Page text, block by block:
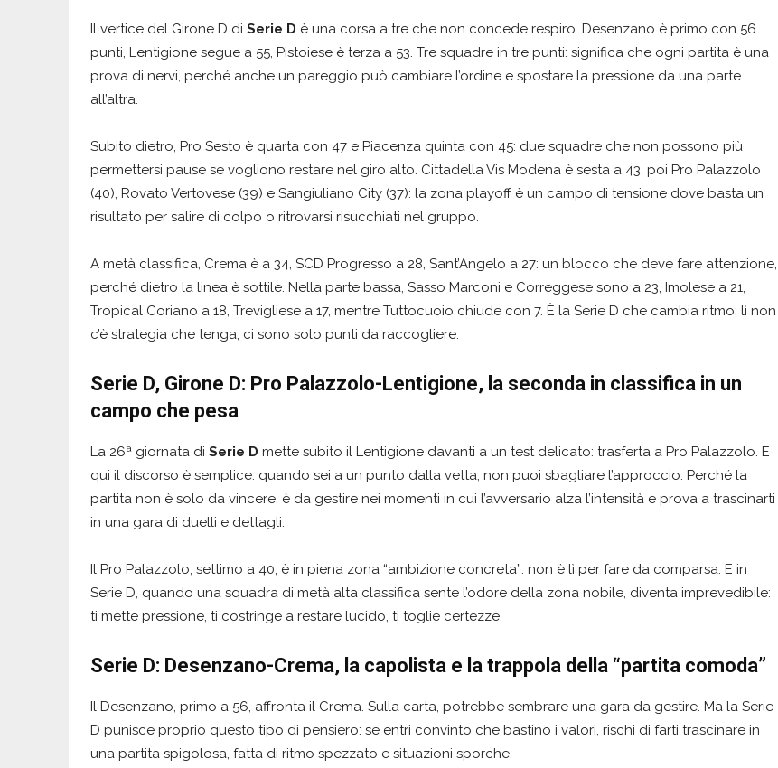
Il vertice del Girone D di Serie D è una corsa a tre che non concede respiro. Desenzano è primo con 56
punti, Lentigione segue a 55, Pistoiese è terza a 53. Tre squadre in tre punti: significa che ogni partita è una
prova di nervi, perché anche un pareggio può cambiare l’ordine e spostare la pressione da una parte
all’altra.
Subito dietro, Pro Sesto è quarta con 47 e Piacenza quinta con 45: due squadre che non possono più
permettersi pause se vogliono restare nel giro alto. Cittadella Vis Modena è sesta a 43, poi Pro Palazzolo
(40), Rovato Vertovese (39) e Sangiuliano City (37): la zona playoff è un campo di tensione dove basta un
risultato per salire di colpo o ritrovarsi risucchiati nel gruppo.
A metà classifica, Crema è a 34, SCD Progresso a 28, Sant’Angelo a 27: un blocco che deve fare attenzione,
perché dietro la linea è sottile. Nella parte bassa, Sasso Marconi e Correggese sono a 23, Imolese a 21,
Tropical Coriano a 18, Trevigliese a 17, mentre Tuttocuoio chiude con 7. È la Serie D che cambia ritmo: lì non
c’è strategia che tenga, ci sono solo punti da raccogliere.
Serie D, Girone D: Pro Palazzolo-Lentigione, la seconda in classifica in un
campo che pesa
La 26ª giornata di Serie D mette subito il Lentigione davanti a un test delicato: trasferta a Pro Palazzolo. E
qui il discorso è semplice: quando sei a un punto dalla vetta, non puoi sbagliare l’approccio. Perché la
partita non è solo da vincere, è da gestire nei momenti in cui l’avversario alza l’intensità e prova a trascinarti
in una gara di duelli e dettagli.
Il Pro Palazzolo, settimo a 40, è in piena zona “ambizione concreta”: non è lì per fare da comparsa. E in
Serie D, quando una squadra di metà alta classifica sente l’odore della zona nobile, diventa imprevedibile:
ti mette pressione, ti costringe a restare lucido, ti toglie certezze.
Serie D: Desenzano-Crema, la capolista e la trappola della “partita comoda”
Il Desenzano, primo a 56, affronta il Crema. Sulla carta, potrebbe sembrare una gara da gestire. Ma la Serie
D punisce proprio questo tipo di pensiero: se entri convinto che bastino i valori, rischi di farti trascinare in
una partita spigolosa, fatta di ritmo spezzato e situazioni sporche.